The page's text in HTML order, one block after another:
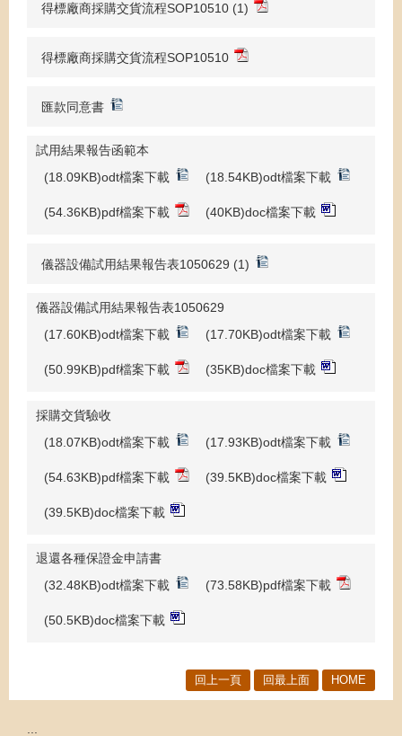
得標廠商採購交貨流程SOP10510 (1)
得標廠商採購交貨流程SOP10510
匯款同意書
試用結果報告函範本
(18.09KB)odt檔案下載
(18.54KB)odt檔案下載
(54.36KB)pdf檔案下載 (40KB)doc檔案下載
儀器設備試用結果報告表1050629 (1)
儀器設備試用結果報告表1050629
(17.60KB)odt檔案下載
(17.70KB)odt檔案下載
(50.99KB)pdf檔案下載 (35KB)doc檔案下載
採購交貨驗收
(18.07KB)odt檔案下載
(17.93KB)odt檔案下載
(54.63KB)pdf檔案下載 (39.5KB)doc檔案下載
(39.5KB)doc檔案下載
退還各種保證金申請書
(32.48KB)odt檔案下載
(73.58KB)pdf檔案下載
(50.5KB)doc檔案下載
回上一頁 回最上面 HOME